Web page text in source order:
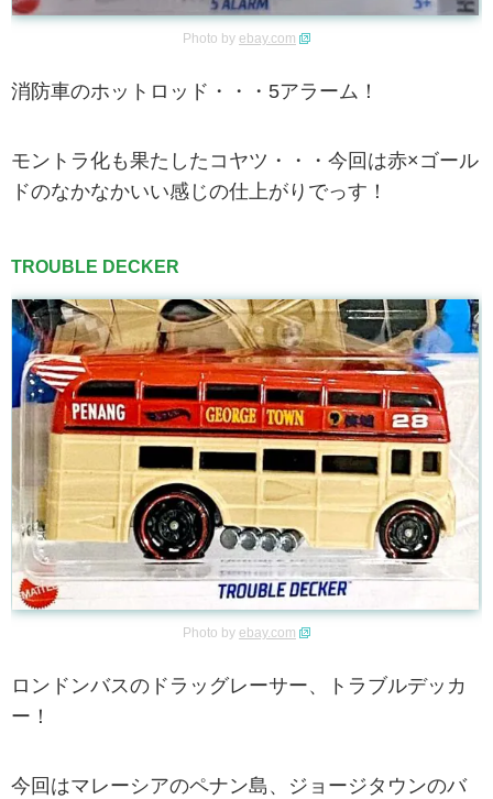
Photo by ebay.com
消防車のホットロッド・・・5アラーム！
モントラ化も果たしたコヤツ・・・今回は赤×ゴール
ドのなかなかいい感じの仕上がりでっす！
TROUBLE DECKER
Photo by ebay.com
ロンドンバスのドラッグレーサー、トラブルデッカ
ー！
今回はマレーシアのペナン島、ジョージタウンのバ